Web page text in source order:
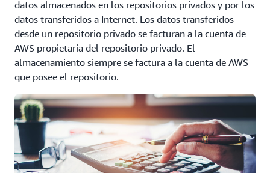
datos almacenados en los repositorios privados y por los
datos transferidos a Internet. Los datos transferidos
desde un repositorio privado se facturan a la cuenta de
AWS propietaria del repositorio privado. El
almacenamiento siempre se factura a la cuenta de AWS
que posee el repositorio.